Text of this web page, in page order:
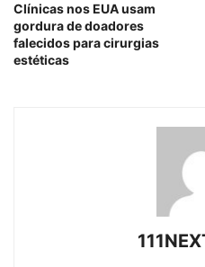
Clínicas nos EUA usam
gordura de doadores
falecidos para cirurgias
estéticas